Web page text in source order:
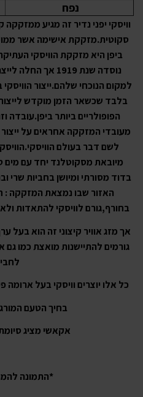
נפח
וויסקי יפני נדיר זה מגיע
סקוטית.מזקקת אישימה אשר
ביפן היא מזקקת הוויסקי
למקום הנוכחי שלהם.ייצור
בלבד שכשאר הזמן מוקדש
הפופולריים ביותר ביפן.עובדה
מעובדי המזקקה אחראים על
לשם דבר בעולם הוויסקי.
מיובאת מסקוטלנד יחד עם מים
בדוד מסורתי ומיושן בחביות שרי
האזור שבו נמצאת המזקקה :
בחורף,גורם לוויסקי להתאדות ולאבד בערך 7%
אך מזג אוויר קיצוני זה הוא בעל
גורמים להתיישנות מואצת כמו גם
כל אלו יוצרים וויסקי בעל
בחיך הטעם
אקאשי מציג
*התמונה